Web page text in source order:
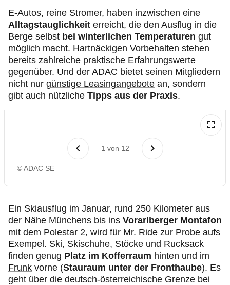
E-Autos, reine Stromer, haben inzwischen eine
Alltagstauglichkeit erreicht, die den Ausflug in die
Berge selbst bei winterlichen Temperaturen gut
möglich macht. Hartnäckigen Vorbehalten stehen
bereits zahlreiche praktische Erfahrungswerte
gegenüber. Und der ADAC bietet seinen Mitgliedern
nicht nur günstige Leasingangebote an, sondern
gibt auch nützliche Tipps aus der Praxis.
1 von 12
© ADAC SE
Ein Skiausflug im Januar, rund 250 Kilometer aus
der Nähe Münchens bis ins Vorarlberger Montafon
mit dem Polestar 2, wird für Mr. Ride zur Probe aufs
Exempel. Ski, Skischuhe, Stöcke und Rucksack
finden genug Platz im Kofferraum hinten und im
Frunk vorne (Stauraum unter der Fronthaube). Es
geht über die deutsch-österreichische Grenze bei